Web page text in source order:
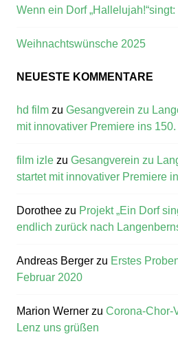
Wenn ein Dorf „Hallelujah!“singt:
Weihnachtswünsche 2025
NEUESTE KOMMENTARE
hd film zu Gesangverein zu
mit innovativer Premiere ins
film izle zu Gesangverein zu
startet mit innovativer Premiere
Dorothee zu Projekt „Ein Dorf
endlich zurück nach
Andreas Berger zu Erstes
Februar 2020
Marion Werner zu Corona-Chor-
Lenz uns grüßen